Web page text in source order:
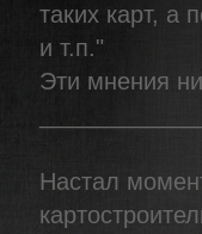
таких карт, а
и т.п."
Эти мнения
Настал